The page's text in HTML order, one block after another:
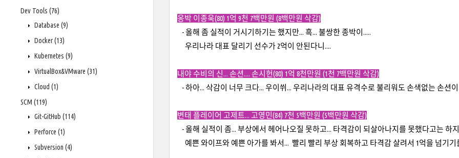
Dev Tools (76)
Database (9)
Docker(13)
Kubernetes (9)
VirtualBox&VMware (31)
Cloud (1)
SCM (119)
Git-GitHub (114)
Perforce (1)
Subversion (4)
옹박 이종욱(80) 1억 9천 7백만원 (8백만원 삭감)
- 올해 좀 실적이 거시기하기는 했지만... 흑... 불쌍한 종박이.....
우리나라 대표 달리기 선수가 2억이 안된다니....
내야 수비의 신... 손션.... 손시헌(80) 1억 8천만원 (1천 7백만원 삭감)
- 하아... 삭감이 너무 크다... 우이쒸... 우리나라의 대표 유격수로 불리워도 손색없는 손션이
변태 플레이어 고제트... 고영민(84) 7천 5백만원 (5백만원 삭감)
- 올해 실적이 좀... 부상에서 헤어나오질 못하고... 타격감이 되살아나지를 못했다고는 하
예쁜 와이프와 예쁜 아가를 봐서... 빨리 빨리 부상 회복하고 타격감 살려서 1억을 넘기기